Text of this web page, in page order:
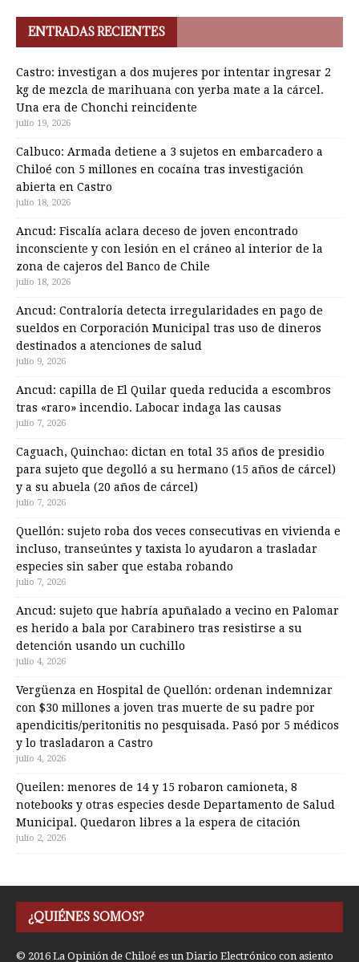
ENTRADAS RECIENTES
Castro: investigan a dos mujeres por intentar ingresar 2
kg de mezcla de marihuana con yerba mate a la cárcel.
Una era de Chonchi reincidente
julio 19, 2026
Calbuco: Armada detiene a 3 sujetos en embarcadero a
Chiloé con 5 millones en cocaína tras investigación
abierta en Castro
julio 18, 2026
Ancud: Fiscalía aclara deceso de joven encontrado
inconsciente y con lesión en el cráneo al interior de la
zona de cajeros del Banco de Chile
julio 18, 2026
Ancud: Contraloría detecta irregularidades en pago de
sueldos en Corporación Municipal tras uso de dineros
destinados a atenciones de salud
julio 9, 2026
Ancud: capilla de El Quilar queda reducida a escombros
tras «raro» incendio. Labocar indaga las causas
julio 7, 2026
Caguach, Quinchao: dictan en total 35 años de presidio
para sujeto que degolló a su hermano (15 años de cárcel)
y a su abuela (20 años de cárcel)
julio 7, 2026
Quellón: sujeto roba dos veces consecutivas en vivienda e
incluso, transeúntes y taxista lo ayudaron a trasladar
especies sin saber que estaba robando
julio 7, 2026
Ancud: sujeto que habría apuñalado a vecino en Palomar
es herido a bala por Carabinero tras resistirse a su
detención usando un cuchillo
julio 4, 2026
Vergüenza en Hospital de Quellón: ordenan indemnizar
con $30 millones a joven tras muerte de su padre por
apendicitis/peritonitis no pesquisada. Pasó por 5 médicos
y lo trasladaron a Castro
julio 4, 2026
Queilen: menores de 14 y 15 robaron camioneta, 8
notebooks y otras especies desde Departamento de Salud
Municipal. Quedaron libres a la espera de citación
julio 2, 2026
¿QUIÉNES SOMOS?
© 2016 La Opinión de Chiloé es un Diario Electrónico con asiento